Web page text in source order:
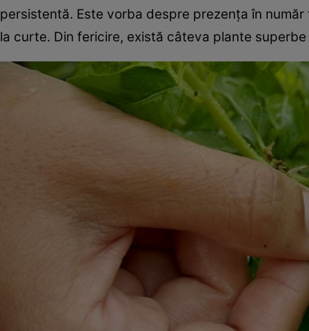
persistentă. Este vorba despre prezența în
la curte. Din fericire, există câteva plante